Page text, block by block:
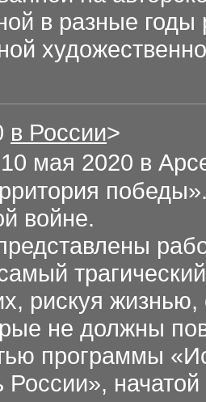
в разные годы
в России>
мая 2020 в
войне.
рискуя
не должны
программы
России»,